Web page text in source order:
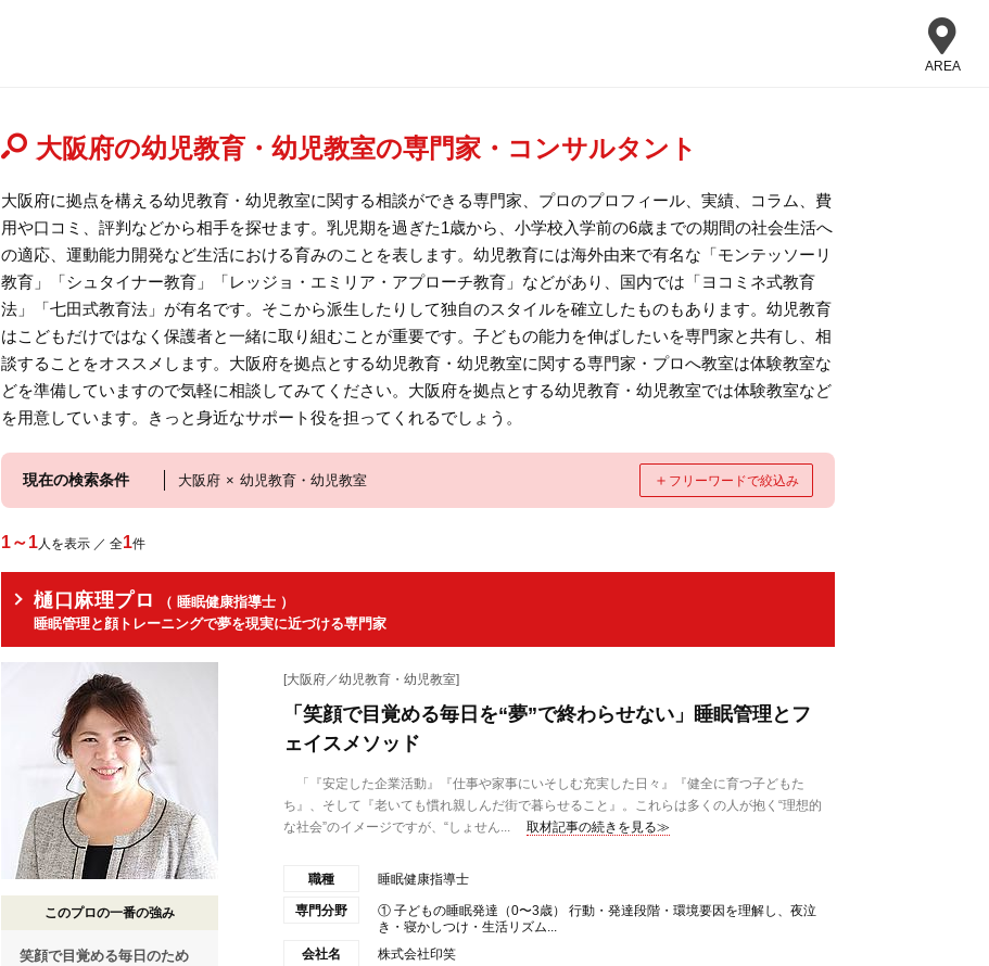
AREA
大阪府の幼児教育・幼児教室の専門家・コンサルタント
大阪府に拠点を構える幼児教育・幼児教室に関する相談ができる専門家、プロのプロフィール、実績、コラム、費
用や口コミ、評判などから相手を探せます。乳児期を過ぎた1歳から、小学校入学前の6歳までの期間の社会生活へ
の適応、運動能力開発など生活における育みのことを表します。幼児教育には海外由来で有名な「モンテッソーリ
教育」「シュタイナー教育」「レッジョ・エミリア・アプローチ教育」などがあり、国内では「ヨコミネ式教育
法」「七田式教育法」が有名です。そこから派生したりして独自のスタイルを確立したものもあります。幼児教育
はこどもだけではなく保護者と一緒に取り組むことが重要です。子どもの能力を伸ばしたいを専門家と共有し、相
談することをオススメします。大阪府を拠点とする幼児教育・幼児教室に関する専門家・プロへ教室は体験教室な
どを準備していますので気軽に相談してみてください。大阪府を拠点とする幼児教育・幼児教室では体験教室など
を用意しています。きっと身近なサポート役を担ってくれるでしょう。
現在の検索条件 大阪府 × 幼児教育・幼児教室 ＋ フリーワードで絞込み
1～1人を表示 ／ 全1件
樋口麻理プロ
（ 睡眠健康指導士 ）
睡眠管理と顔トレーニングで夢を現実に近づける専門家
このプロの一番の強み
笑顔で目覚める毎日のため
[大阪府／幼児教育・幼児教室]
「笑顔で目覚める毎日を“夢”で終わらせない」睡眠管理とフ
ェイスメソッド
「『安定した企業活動』『仕事や家事にいそしむ充実した日々』『健全に育つ子どもた
ち』、そして『老いても慣れ親しんだ街で暮らせること』。これらは多くの人が抱く“理想的
な社会”のイメージですが、“しょせん...
取材記事の続きを見る≫
職種 睡眠健康指導士
専門分野
① 子どもの睡眠発達（0〜3歳） 行動・発達段階・環境要因を理解し、夜泣
き・寝かしつけ・生活リズム...
会社名
株式会社印笑